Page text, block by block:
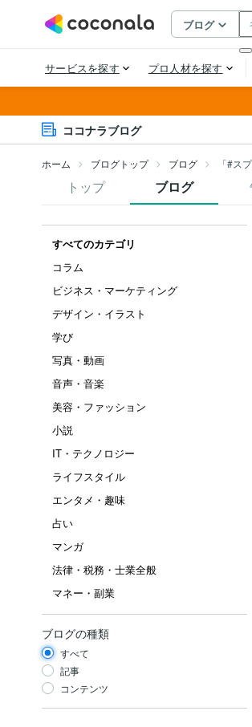
ココナラブログ
ホーム ブログトップ ブログ 「#ス
トップ ブログ
すべてのカテゴリ
コラム
ビジネス・マーケティング
デザイン・イラスト
学び
写真・動画
音声・音楽
美容・ファッション
小説
IT・テクノロジー
ライフスタイル
エンタメ・趣味
占い
マンガ
法律・税務・士業全般
マネー・副業
ブログの種類
すべて
記事
コンテンツ